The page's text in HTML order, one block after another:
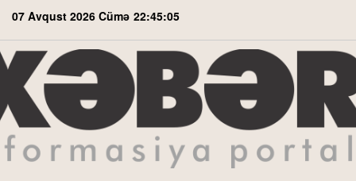
07 Avqust 2026 Cümə 22:45:05